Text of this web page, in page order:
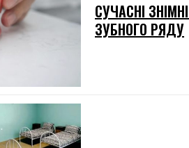
СУЧАСНІ
ЗУБНОГО РЯДУ